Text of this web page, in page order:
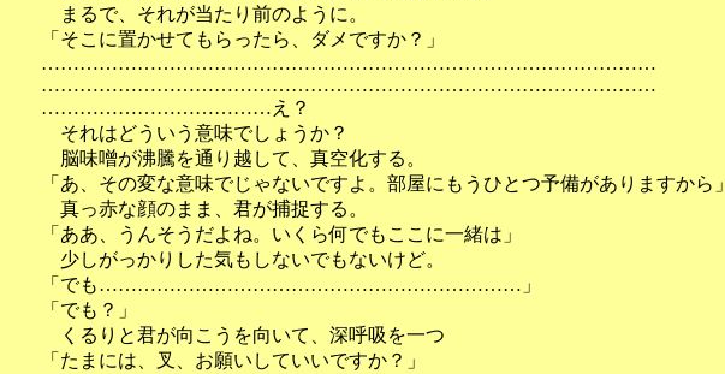
まるで、それが当たり前のように。
「そこに置かせてもらったら、ダメですか？」
……………………………………………………………………………………
……………………………………………………………………………………
………………………………え？
それはどういう意味でしょうか？
脳味噌が沸騰を通り越して、真空化する。
「あ、その変な意味でじゃないですよ。部屋にもうひとつ予備がありますから」
真っ赤な顔のまま、君が捕捉する。
「ああ、うんそうだよね。いくら何でもここに一緒は」
少しがっかりした気もしないでもないけど。
「でも…………………………………………………………」
「でも？」
くるりと君が向こうを向いて、深呼吸を一つ
「たまには、叉、お願いしていいですか？」